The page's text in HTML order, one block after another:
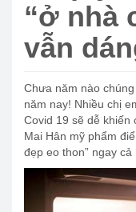
“ở nhà
vẫn
Chưa năm nào
năm nay! Nhiều chị
Covid 19 sẽ dễ khiến
Mai Hân mỹ phẩm
đẹp eo thon” ngay